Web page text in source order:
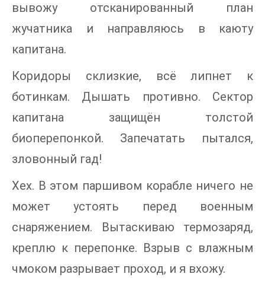
вывожу отсканированный план
жучатника и направляюсь в каюту
капитана.
Коридоры склизкие, всё липнет к
ботинкам. Дышать противно. Сектор
капитана защищён толстой
биоперепонкой. Запечатать пытался,
зловонный гад!
Хех. В этом паршивом корабле ничего не
может устоять перед военным
снаряжением. Вытаскиваю термозаряд,
креплю к перепонке. Взрыв с влажным
чмоком разрывает проход, и я вхожу.